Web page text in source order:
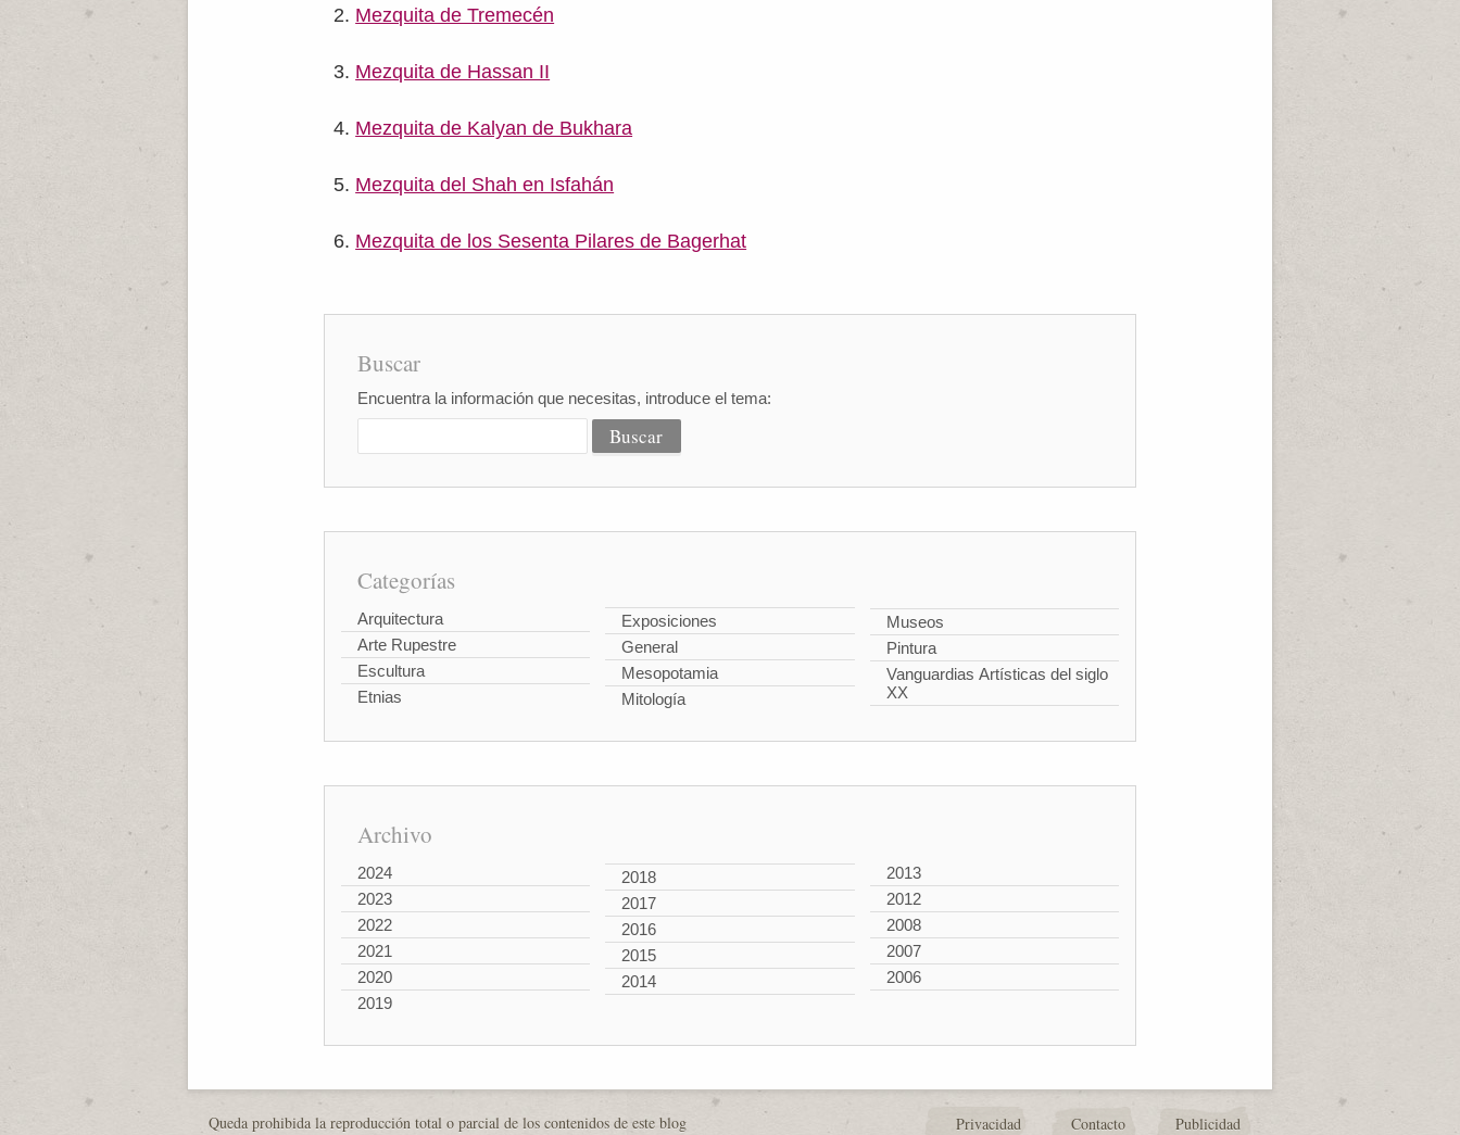
Mezquita de Tremecén
Mezquita de Hassan II
Mezquita de Kalyan de Bukhara
Mezquita del Shah en Isfahán
Mezquita de los Sesenta Pilares de Bagerhat
Buscar
Encuentra la información que necesitas, introduce el tema:
Categorías
Arquitectura
Arte Rupestre
Escultura
Etnias
Exposiciones
General
Mesopotamia
Mitología
Museos
Pintura
Vanguardias Artísticas del siglo
XX
Archivo
2024
2023
2022
2021
2020
2019
2018
2017
2016
2015
2014
2013
2012
2008
2007
2006
Queda prohibida la reproducción total o parcial de los contenidos de este blog Privacidad Contacto Publicidad